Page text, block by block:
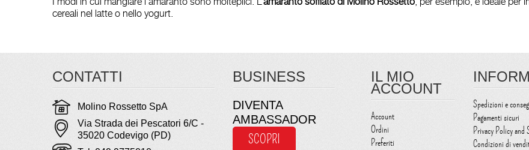
cereali nel latte o nello yogurt.
CONTATTI
Molino Rossetto SpA
Via Strada dei Pescatori 6/C -
35020 Codevigo (PD)
BUSINESS
DIVENTA
AMBASSADOR
SCOPRI
IL MIO
ACCOUNT
Account
Ordini
Preferiti
Spedizioni e
Pagamenti sicuri
Privacy Policy and
Condizioni di